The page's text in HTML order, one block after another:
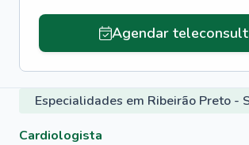
Agendar
Especialidades em Ribeirão Preto -
Cardiologista